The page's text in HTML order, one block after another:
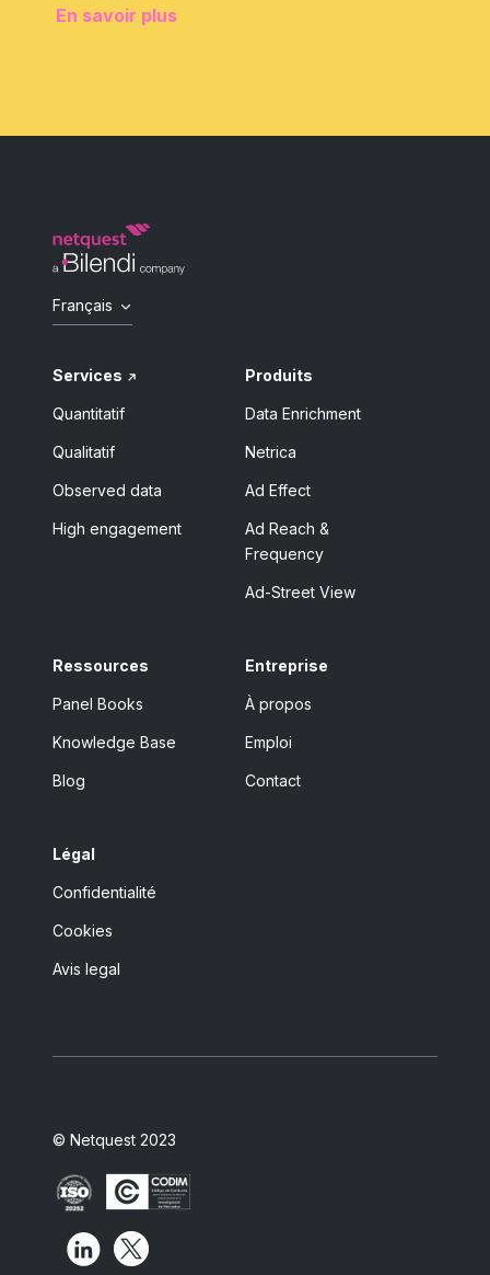
En savoir plus
Français
Services
Quantitatif
Qualitatif
Observed data
High engagement
Produits
Data Enrichment
Netrica
Ad Effect
Ad Reach &
Frequency
Ad-Street View
Ressources
Panel Books
Knowledge Base
Blog
Entreprise
À propos
Emploi
Contact
Légal
Confidentialité
Cookies
Avis legal
© Netquest 2023